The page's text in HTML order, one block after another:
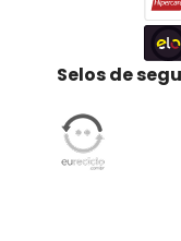
Selos de